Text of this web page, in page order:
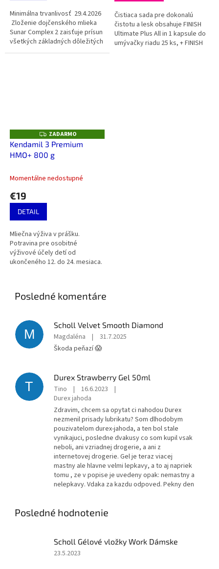
Minimálna trvanlivosť 29.4.2026
Zloženie dojčenského mlieka
Sunar Complex 2 zaisťuje prísun
všetkých základných dôležitých
látok a ďalších doplňujúcich
Čistiaca sada pre dokonalú
čistotu a lesk obsahuje FINISH
Ultimate Plus All in 1 kapsule do
umývačky riadu 25 ks, + FINISH
Z
A
D
A
ZADARMO
Kendamil 3 Premium
HMO+ 800 g
Momentálne nedostupné
€19
DETAIL
Mliečna výživa v prášku.
Potravina pre osobitné
výživové účely detí od
ukončeného 12. do 24. mesiaca.
Posledné komentáre
M
Scholl Velvet Smooth Diamond
Magdaléna |
31.7.2025
Škoda peňazí 😱
T
Durex Strawberry Gel 50ml
Tino | 16.6.2023
|
Durex jahoda
Zdravim, chcem sa opytat ci nahodou Durex
nezmenil prisady lubrikatu? Som dlhodobym
pouzivatelom durex-jahoda, a ten bol stale
vynikajuci, posledne dvakusy co som kupil vsak
neboli, ani vzriadnej drogerie, a ani z
internetovej drogerie. Gel je teraz viacej
mastny ale hlavne velmi lepkavy, a to aj napriek
tomu , ze v popise je uvedeny opak: nemastny a
nelepkavy. Vdaka za kazdu odpoved. Pekny den
Posledné hodnotenie
Scholl Gélové vložky Work Dámske
Hodnotenie
23.5.2023